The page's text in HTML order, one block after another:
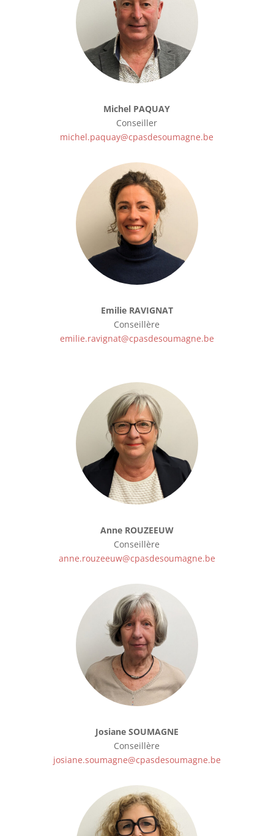
Michel PAQUAY
Conseiller
michel.paquay@cpasdesoumagne.be
Emilie RAVIGNAT
Conseillère
emilie.ravignat@cpasdesoumagne.be
Anne ROUZEEUW
Conseillère
anne.rouzeeuw@cpasdesoumagne.be
Josiane SOUMAGNE
Conseillère
josiane.soumagne@cpasdesoumagne.be